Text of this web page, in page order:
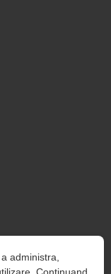
administra,